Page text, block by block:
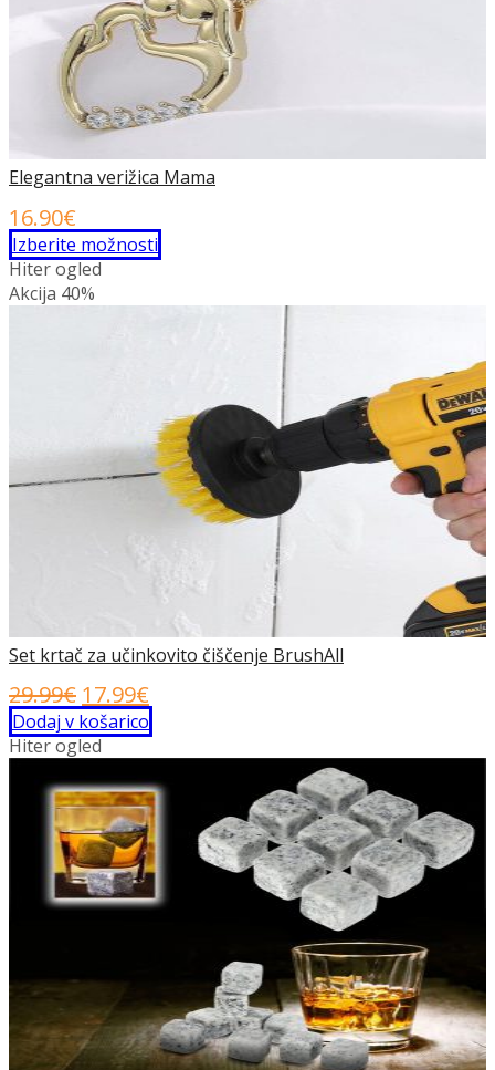
Elegantna verižica Mama
16.90€
Izberite možnosti
izdelek
izberete
na
strani
izdelka
Hiter ogled
Akcija 40%
Set krtač za učinkovito čiščenje BrushAll
29.99€ Izvirna
cena
je
bila:
29.99€.
17.99€
cena
je:
17.99€.
Dodaj v košarico
Hiter ogled